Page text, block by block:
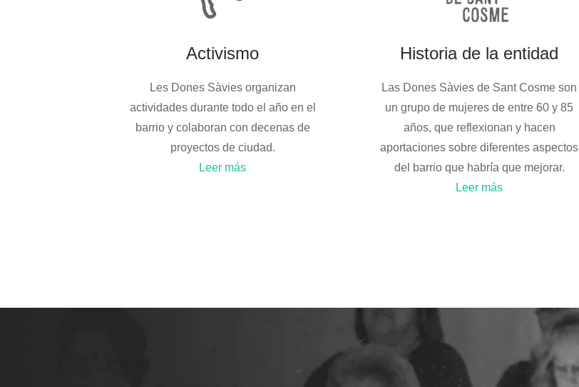
Activismo
Les Dones Sàvies organizan
actividades durante todo el año en el
barrio y colaboran con decenas de
proyectos de ciudad.
Leer más
Historia de la entidad
Las Dones Sàvies de Sant Cosme son
un grupo de mujeres de entre 60 y 85
años, que reflexionan y hacen
aportaciones sobre diferentes aspectos
del barrio que habría que mejorar.
Leer más